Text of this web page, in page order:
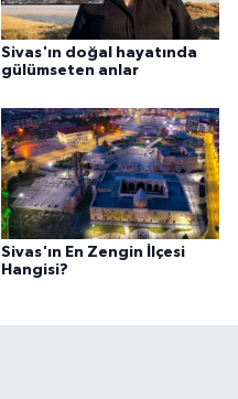
Sivas'ın doğal hayatında
gülümseten anlar
Sivas'ın En Zengin İlçesi
Hangisi?